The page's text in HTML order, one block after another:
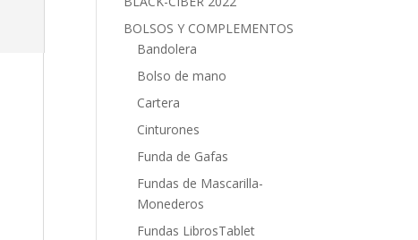
BOLSOS Y COMPLEMENTOS
Bandolera
Bolso de mano
Cartera
Cinturones
Funda de Gafas
Fundas de Mascarilla-
Monederos
Fundas LibrosTablet